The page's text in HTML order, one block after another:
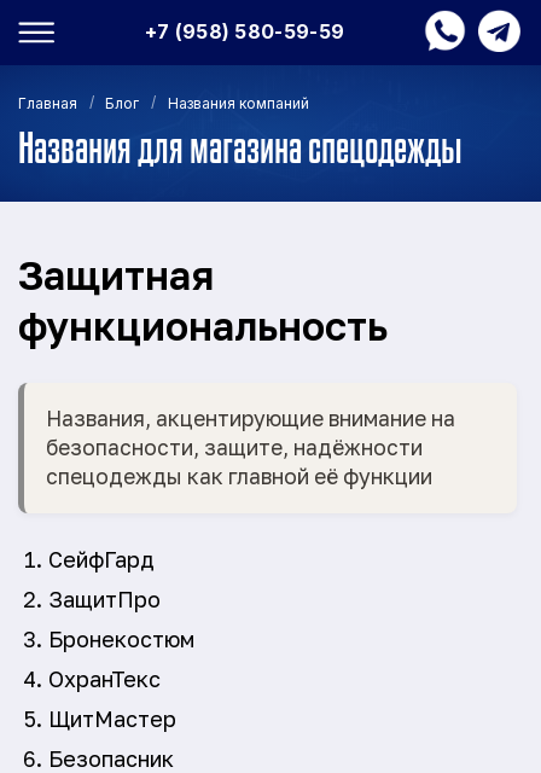
+7 (958) 580-59-59
Главная / Блог / Названия компаний
Названия для магазина спецодежды
Защитная
функциональность
Названия, акцентирующие внимание на
безопасности, защите, надёжности
спецодежды как главной её функции
СейфГард
ЗащитПро
Бронекостюм
ОхранТекс
ЩитМастер
Безопасник